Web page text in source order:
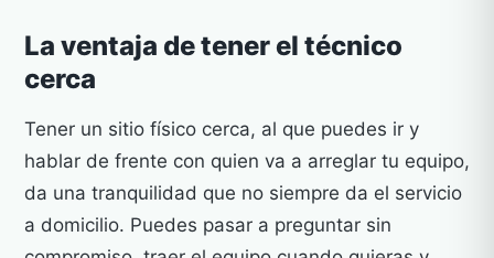
La ventaja de tener el técnico
cerca
Tener un sitio físico cerca, al que puedes ir y
hablar de frente con quien va a arreglar tu equipo,
da una tranquilidad que no siempre da el servicio
a domicilio. Puedes pasar a preguntar sin